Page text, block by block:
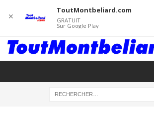
✕
ToutMontbeliard.com
GRATUIT
Sur Google Play